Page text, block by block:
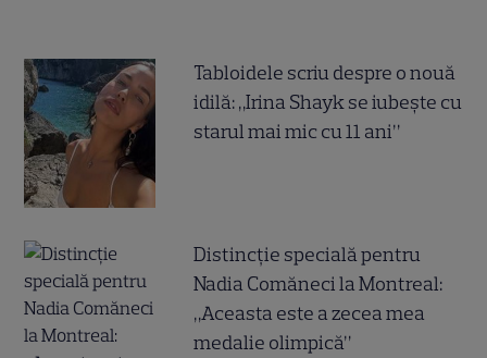
Tabloidele scriu despre o nouă
idilă: „Irina Shayk se iubește cu
starul mai mic cu 11 ani”
Distincție specială pentru
Nadia Comăneci la Montreal:
„Aceasta este a zecea mea
medalie olimpică”